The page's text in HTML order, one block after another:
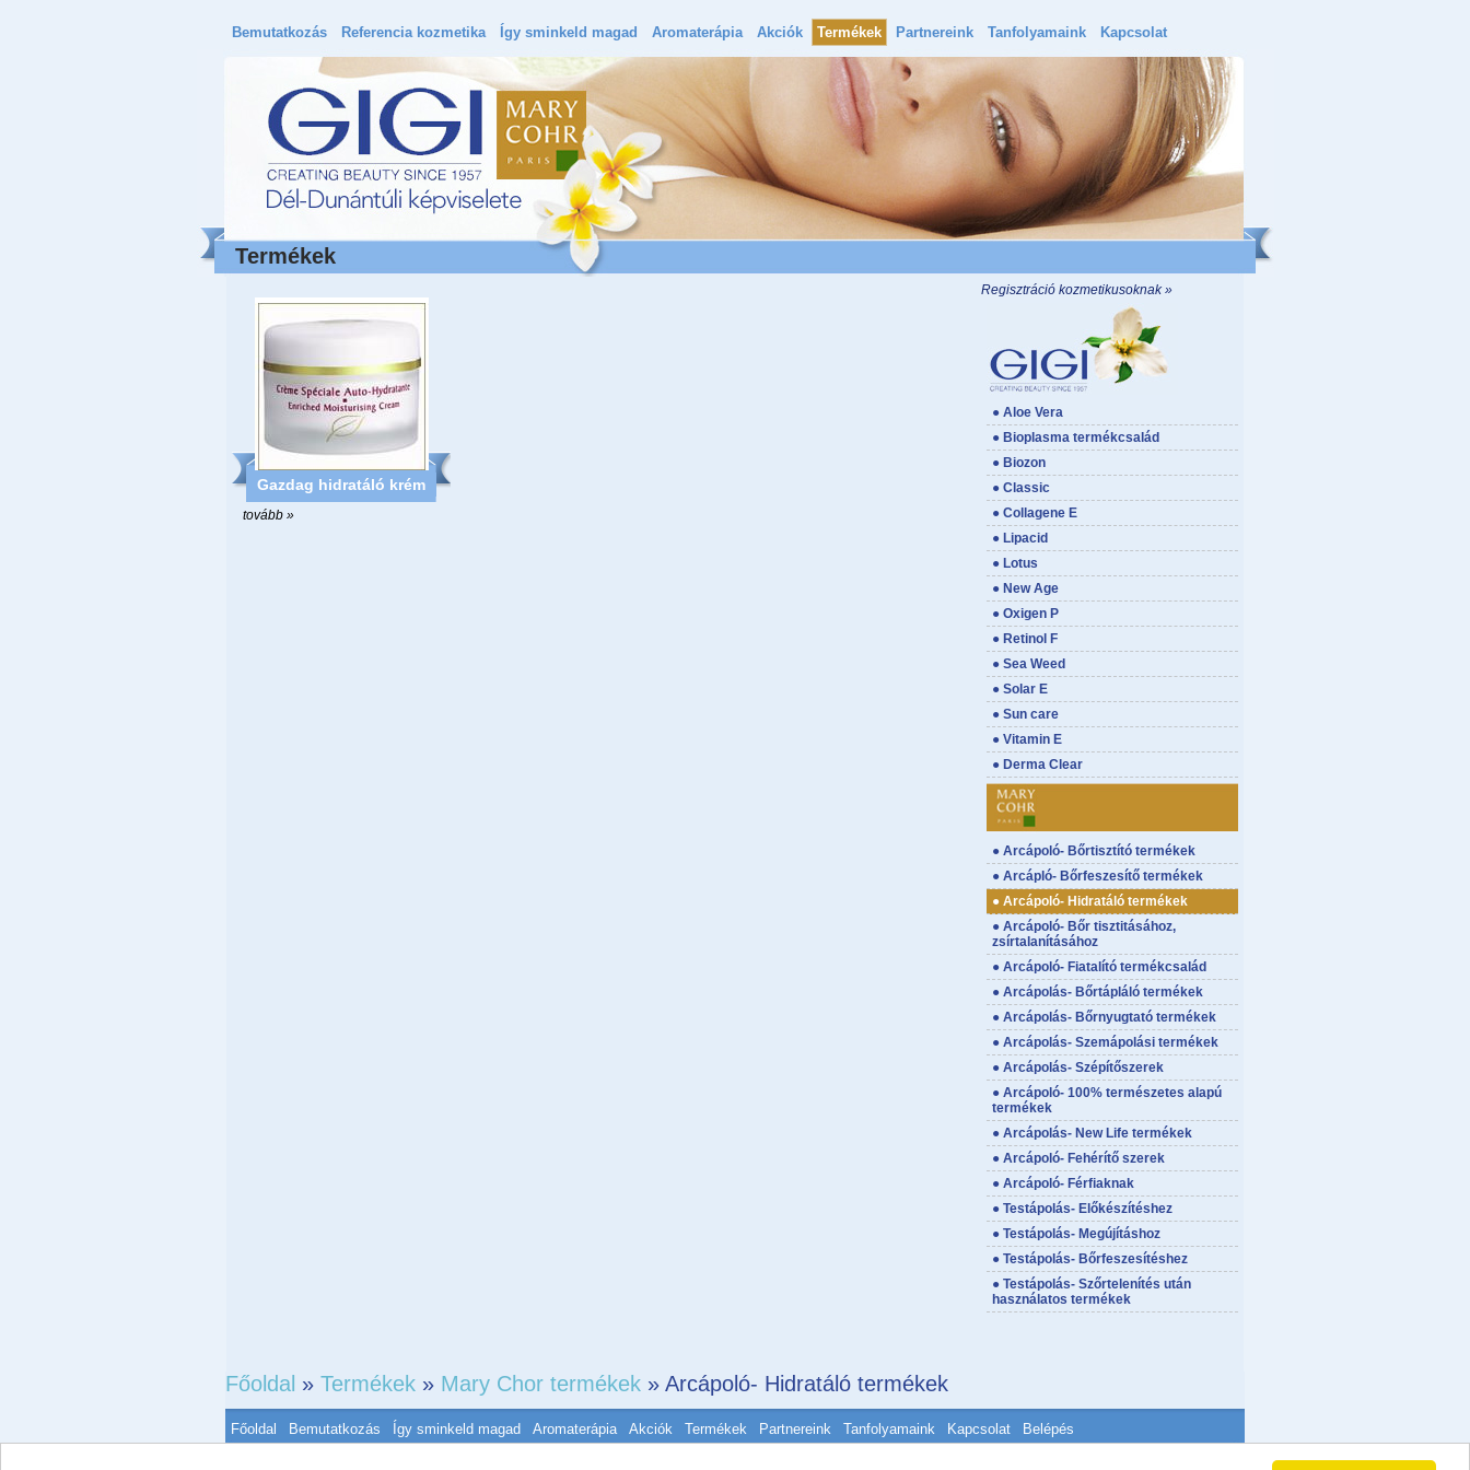
Bemutatkozás Referencia kozmetika Így sminkeld magad Aromaterápia Akciók Termékek Partnereink Tanfolyamaink Kapcsolat
Termékek
Gazdag hidratáló krém
tovább »
Regisztráció kozmetikusoknak »
● Aloe Vera
● Bioplasma termékcsalád
● Biozon
● Classic
● Collagene E
● Lipacid
● Lotus
● New Age
● Oxigen P
● Retinol F
● Sea Weed
● Solar E
● Sun care
● Vitamin E
● Derma Clear
● Arcápoló- Bőrtisztító termékek
● Arcápló- Bőrfeszesítő termékek
● Arcápoló- Hidratáló termékek
● Arcápoló- Bőr tisztitásához,
zsírtalanításához
● Arcápoló- Fiatalító termékcsalád
● Arcápolás- Bőrtápláló termékek
● Arcápolás- Bőrnyugtató termékek
● Arcápolás- Szemápolási termékek
● Arcápolás- Szépítőszerek
● Arcápoló- 100% természetes alapú
termékek
● Arcápolás- New Life termékek
● Arcápoló- Fehérítő szerek
● Arcápoló- Férfiaknak
● Testápolás- Előkészítéshez
● Testápolás- Megújításhoz
● Testápolás- Bőrfeszesítéshez
● Testápolás- Szőrtelenítés után
használatos termékek
Főoldal » Termékek » Mary Chor termékek » Arcápoló- Hidratáló termékek
Főoldal Bemutatkozás Így sminkeld magad Aromaterápia Akciók Termékek Partnereink Tanfolyamaink Kapcsolat Belépés